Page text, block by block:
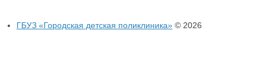
ГБУЗ «Городская детская поликлиника» © 2026